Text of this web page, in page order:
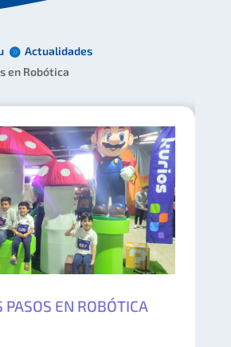
Actualidades
en Robótica
PASOS EN ROBÓTICA